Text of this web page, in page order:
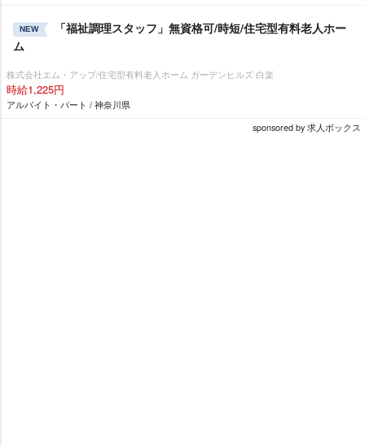
NEW
「福祉調理スタッフ」無資格可/時短/住宅型有料老人ホー
ム
株式会社エム・アップ/住宅型有料老人ホーム ガーデンヒルズ 白楽
時給1,225円
アルバイト・パート / 神奈川県
sponsored by 求人ボックス